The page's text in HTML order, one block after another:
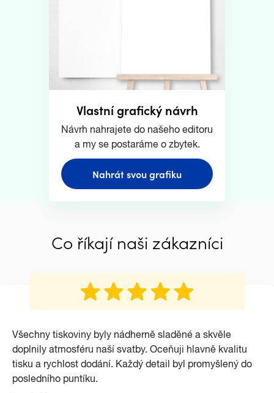
Vlastní grafický návrh
Návrh nahrajete do našeho editoru
a my se postaráme o zbytek.
Nahrát svou grafiku
Co říkají naši zákazníci
Všechny tiskoviny byly nádherně sladěné a skvěle
doplnily atmosféru naší svatby. Oceňuji hlavně kvalitu
tisku a rychlost dodání. Každý detail byl promyšlený do
posledního puntíku.